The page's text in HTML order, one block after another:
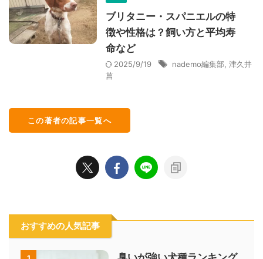
ブリタニー・スパニエルの特
徴や性格は？飼い方と平均寿
命など
2025/9/19 nademo編集部, 津久井
菖
この著者の記事一覧へ
おすすめの人気記事